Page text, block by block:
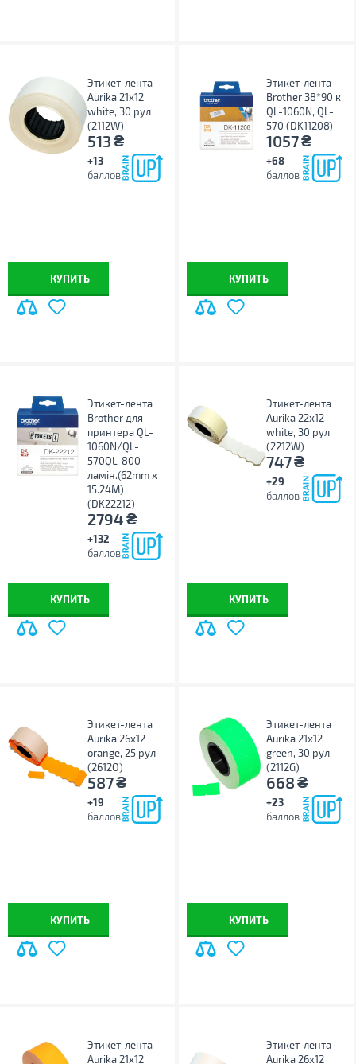
Этикет-лента
Aurika 21х12
white, 30 рул
(2112W)
513₴
+13
баллов
КУПИТЬ
Этикет-лента
Brother 38*90 к
QL-1060N, QL-
570 (DK11208)
1057₴
+68
баллов
КУПИТЬ
Этикет-лента
Brother для
принтера QL-
1060N/QL-
570QL-800
ламін.(62mm x
15.24M)
(DK22212)
2794₴
+132
баллов
КУПИТЬ
Этикет-лента
Aurika 22х12
white, 30 рул
(2212W)
747₴
+29
баллов
КУПИТЬ
Этикет-лента
Aurika 26х12
orange, 25 рул
(2612O)
587₴
+19
баллов
КУПИТЬ
Этикет-лента
Aurika 21х12
green, 30 рул
(2112G)
668₴
+23
баллов
КУПИТЬ
Этикет-лента
Aurika 21х12
Этикет-лента
Aurika 26х12